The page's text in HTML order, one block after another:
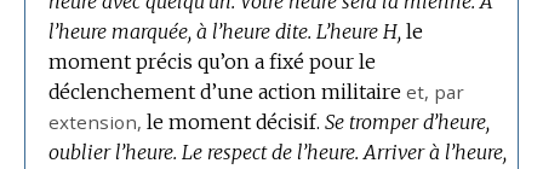
l’heure marquée, à l’heure dite. L’heure H, le
moment précis qu’on a fixé pour le
déclenchement d’une action militaire et, par
extension, le moment décisif. Se tromper d’heure,
oublier l’heure. Le respect de l’heure. Arriver à l’heure,